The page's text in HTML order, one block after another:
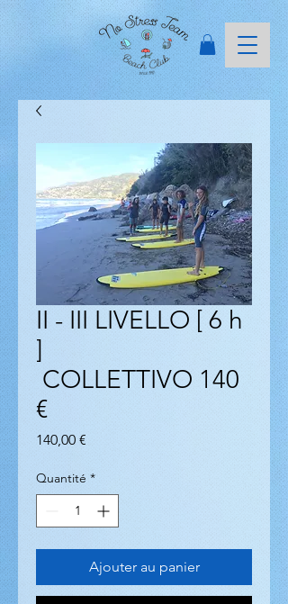
II - III LIVELLO [ 6 h
]
COLLETTIVO 140
€
140,00 €
Quantité *
Ajouter au panier